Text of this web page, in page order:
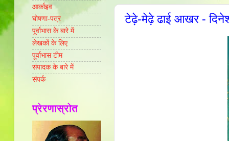
टेढ़े-मेढ़े ढाई आखर -
आर्काइव
घोषणा-पत्र
पूर्वाभास के बारे में
लेखकों के लिए
पूर्वाभास टीम
संपादक के बारे में
संपर्क
प्रेरणास्रोत